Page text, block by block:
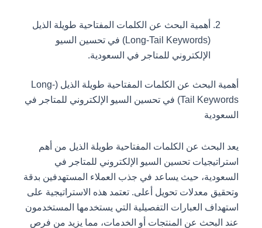
أهمية البحث عن الكلمات المفتاحية طويلة الذيل
(Long-Tail Keywords) في تحسين السيو
الإلكتروني للمتاجر في السعودية.
أهمية البحث عن الكلمات المفتاحية طويلة الذيل (Long-
Tail Keywords) في تحسين السيو الإلكتروني للمتاجر في
السعودية
يعد البحث عن الكلمات المفتاحية طويلة الذيل من أهم
استراتيجيات تحسين السيو الإلكتروني للمتاجر في
السعودية، حيث يساعد في جذب العملاء المستهدفين بدقة
وتحقيق معدلات تحويل أعلى. تعتمد هذه الاستراتيجية على
استهداف العبارات التفصيلية التي يستخدمها المستخدمون
عند البحث عن المنتجات أو الخدمات، مما يزيد من فرص